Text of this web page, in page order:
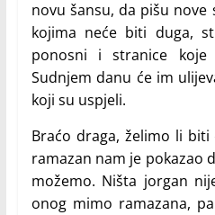
novu šansu, da pišu
kojima neće biti duga,
ponosni i stranice
Sudnjem danu će im
koji su uspjeli.
Braćo draga, želimo li
ramazan nam je pokazao
možemo. Ništa jorgan
onog mimo ramazana,